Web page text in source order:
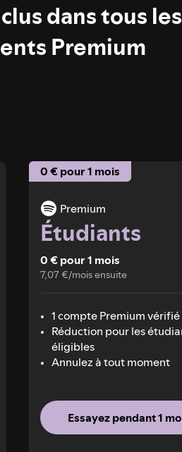
dans tous les
Premium
0 € pour 1 mois
Premium
Étudiants
0 € pour 1 mois
7,07 €/mois ensuite
1 compte Premium vérifié
Réduction pour les
éligibles
Annulez à tout moment
Essayez pendant 1